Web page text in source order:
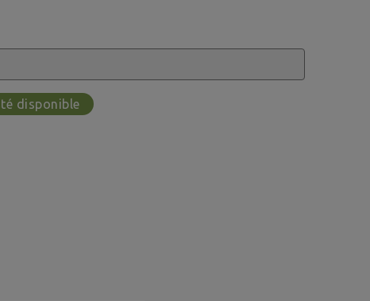
disponible